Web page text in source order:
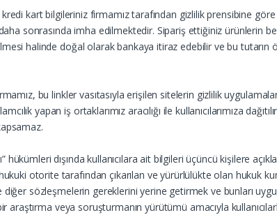
kart bilgileriniz firmamız tarafından gizlilik prensibine
sonrasında imha edilmektedir. Sipariş ettiğiniz ürünlerin
halinde doğal olarak bankaya itiraz edebilir ve bu
bu linkler vasıtasıyla erişilen sitelerin gizlilik
yapan iş ortaklarımız aracılığı ile kullanıcılarımıza
hükümleri dışında kullanıcılara ait bilgileri üçüncü kişilere
otorite tarafından çıkarılan ve yürürlülükte olan hukuk
diğer sözleşmelerin gereklerini yerine getirmek ve bunları
veya soruşturmanın yürütümü amacıyla